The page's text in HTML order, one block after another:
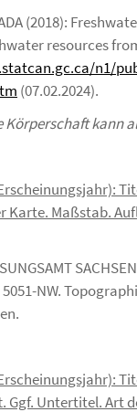
(2018):
resources
n1/
(07.02.2024).
Körperschaft kann
Maßstab.
NW.
Ggf. Untertitel. Art